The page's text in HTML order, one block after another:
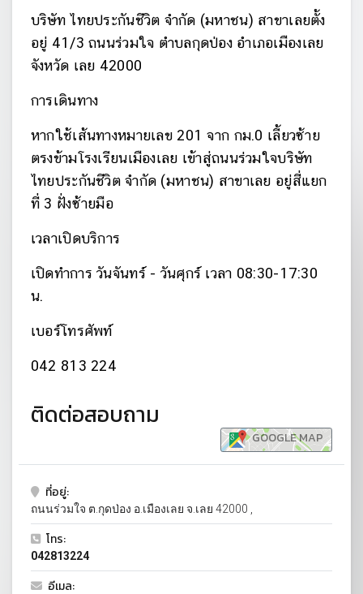
ติดต่อสอบถาม
GOOGLE MAP
ที่อยู่:
ถนนร่วมใจ ต.กุดป่อง อ.เมืองเลย จ.เลย 42000 ,
โทร:
042813224
อีเมล:
บริษัท ไทยประกันชีวิต จำกัด (มหาชน) สาขาเลยตั้ง
อยู่ 41/3 ถนนร่วมใจ ตำบลกุดป่อง อำเภอเมืองเลย
จังหวัด เลย 42000
การเดินทาง
หากใช้เส้นทางหมายเลข 201 จาก กม.0 เลี้ยวซ้าย
ตรงข้ามโรงเรียนเมืองเลย เข้าสู่ถนนร่วมใจบริษัท
ไทยประกันชีวิต จำกัด (มหาชน) สาขาเลย อยู่สี่แยก
ที่ 3 ฝั่งซ้ายมือ
เวลาเปิดบริการ
เปิดทำการ วันจันทร์ - วันศุกร์ เวลา 08:30-17:30
น.
เบอร์โทรศัพท์
042 813 224